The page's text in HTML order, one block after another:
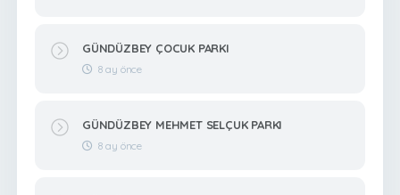
GÜNDÜZBEY ÇOCUK PARKI
8 ay önce
GÜNDÜZBEY MEHMET SELÇUK PARKI
8 ay önce